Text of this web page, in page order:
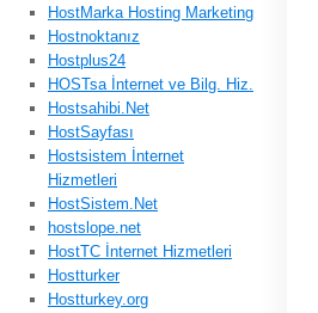
HostMarka Hosting Marketing
Hostnoktanız
Hostplus24
HOSTsa İnternet ve Bilg. Hiz.
Hostsahibi.Net
HostSayfası
Hostsistem İnternet
Hizmetleri
HostSistem.Net
hostslope.net
HostTC İnternet Hizmetleri
Hostturker
Hostturkey.org